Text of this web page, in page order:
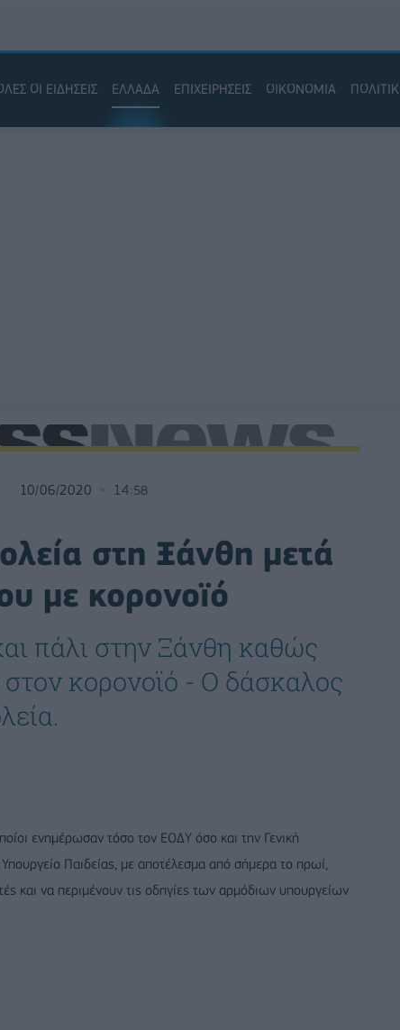
ΟΙ ΕΙΔΗΣΕΙΣ ΕΛΛΑΔΑ ΕΠΙΧΕΙΡΗΣΕΙΣ ΟΙΚΟΝΟΜΙΑ
10/06/2020 14:58
στη Ξάνθη μετά
με κορονοϊό
πάλι στην Ξάνθη καθώς
κορονοϊό - Ο δάσκαλος
ενημέρωσαν τόσο τον ΕΟΔΥ όσο και την Γενική
Παιδείας, με αποτέλεσμα από σήμερα το πρωί,
και να περιμένουν τις οδηγίες των αρμόδιων υπουργείων